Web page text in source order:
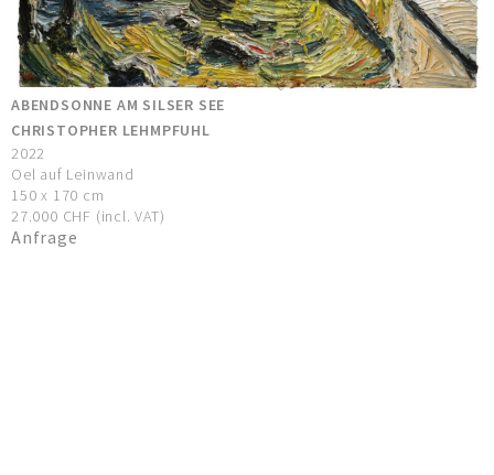
ABENDSONNE AM SILSER SEE
CHRISTOPHER LEHMPFUHL
2022
Oel auf Leinwand
150 x 170 cm
27.000 CHF (incl. VAT)
Anfrage